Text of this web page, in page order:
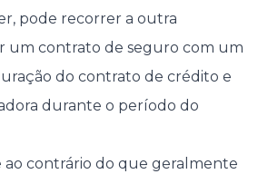
pode recorrer a outra
um contrato de seguro com um
do contrato de crédito e
durante o período do
ao contrário do que geralmente